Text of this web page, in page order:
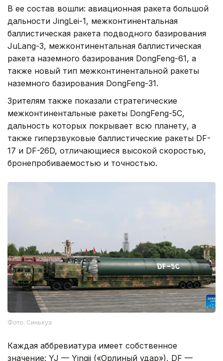
В ее состав вошли: авиационная ракета большой
дальности JingLei-1, межконтинентальная
баллистическая ракета подводного базирования
JuLang-3, межконтинентальная баллистическая
ракета наземного базирования DongFeng-61, а
также новый тип межконтинентальной ракеты
наземного базирования DongFeng-31.
Зрителям также показали стратегические
межконтинентальные ракеты DongFeng-5C,
дальность которых покрывает всю планету, а
также гиперзвуковые баллистические ракеты DF-
17 и DF-26D, отличающиеся высокой скоростью,
бронепробиваемостью и точностью.
Фото: Синьхуа
Каждая аббревиатура имеет собственное
значение: YJ — Yingji («Орлиный удар»), DF —